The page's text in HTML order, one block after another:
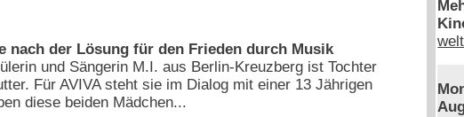
nach der Lösung für den Frieden durch Musik
und Sängerin M.I. aus Berlin-Kreuzberg ist Tochter
Für AVIVA steht sie im Dialog mit einer 13 Jährigen
diese beiden Mädchen...